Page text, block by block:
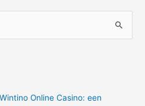
Online Casino: een